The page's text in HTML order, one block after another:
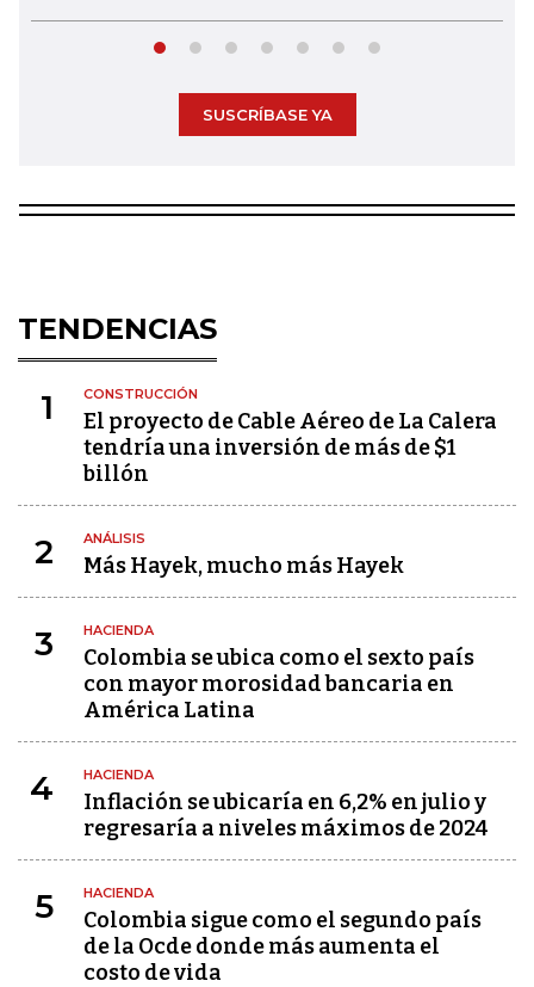
SUSCRÍBASE YA
TENDENCIAS
1 CONSTRUCCIÓN
El proyecto de Cable Aéreo de La Calera
tendría una inversión de más de $1
billón
2 ANÁLISIS
Más Hayek, mucho más Hayek
3 HACIENDA
Colombia se ubica como el sexto país
con mayor morosidad bancaria en
América Latina
4 HACIENDA
Inflación se ubicaría en 6,2% en julio y
regresaría a niveles máximos de 2024
5 HACIENDA
Colombia sigue como el segundo país
de la Ocde donde más aumenta el
costo de vida